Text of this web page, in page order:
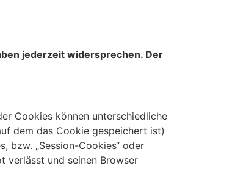
jederzeit widersprechen. Der
Cookies können unterschiedliche
dem das Cookie gespeichert ist)
bzw. „Session-Cookies“ oder
verlässt und seinen Browser